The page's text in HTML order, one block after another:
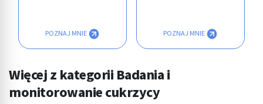
POZNAJ MNIE POZNAJ MNIE
Więcej z kategorii Badania i
monitorowanie cukrzycy